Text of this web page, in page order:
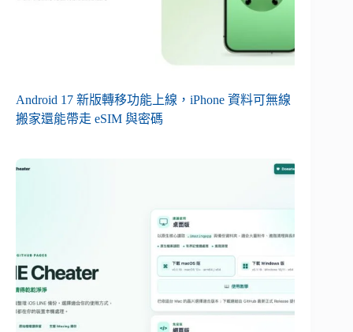
Android 17 新版轉移功能上線，iPhone 資料可無線
搬家還能帶走 eSIM 與密碼